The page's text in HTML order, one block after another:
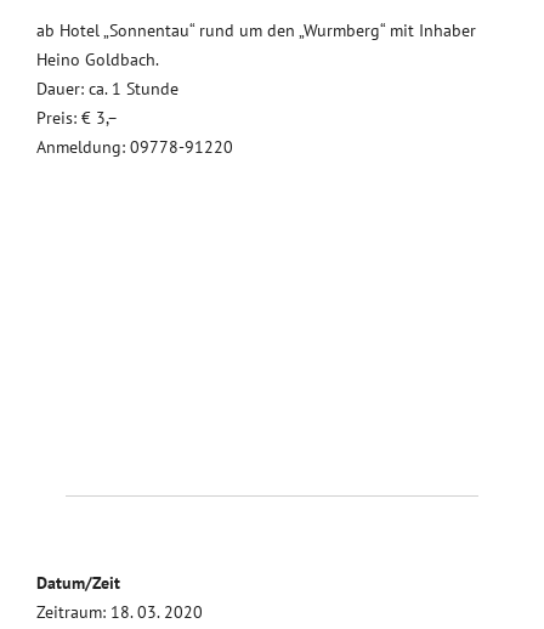
ab Hotel „Sonnentau“ rund um den „Wurmberg“ mit Inhaber
Heino Goldbach.
Dauer: ca. 1 Stunde
Preis: € 3,–
Anmeldung: 09778-91220
Datum/Zeit
Zeitraum: 18. 03. 2020